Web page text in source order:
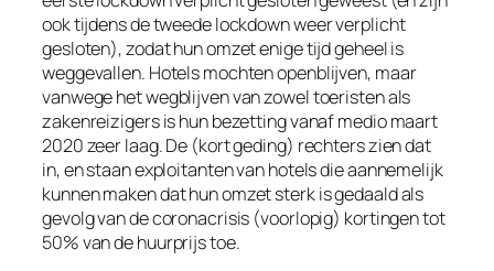
ook tijdens de tweede lockdown weer verplicht
gesloten), zodat hun omzet enige tijd geheel is
weggevallen. Hotels mochten openblijven, maar
vanwege het wegblijven van zowel toeristen als
zakenreizigers is hun bezetting vanaf medio maart
2020 zeer laag. De (kort geding) rechters zien dat
in, en staan exploitanten van hotels die aannemelijk
kunnen maken dat hun omzet sterk is gedaald als
gevolg van de coronacrisis (voorlopig) kortingen tot
50% van de huurprijs toe.